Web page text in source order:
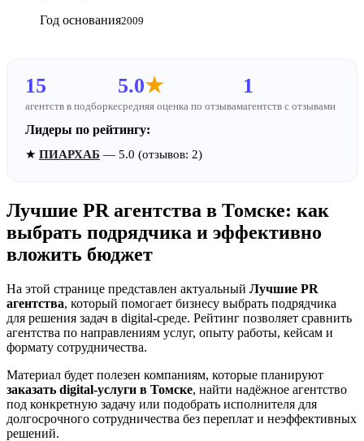
Год основания2009
15
агентств в подборке
5.0★
средняя оценка по отзывам
1
агентств с отзывами
Лидеры по рейтингу:
★ ПИАРХАБ — 5.0 (отзывов: 2)
Лучшие PR агентства в Томске: как
выбрать подрядчика и эффективно
вложить бюджет
На этой странице представлен актуальный Лучшие PR
агентства, который помогает бизнесу выбрать подрядчика
для решения задач в digital-среде. Рейтинг позволяет сравнить
агентства по направлениям услуг, опыту работы, кейсам и
формату сотрудничества.
Материал будет полезен компаниям, которые планируют
заказать digital-услуги в Томске, найти надёжное агентство
под конкретную задачу или подобрать исполнителя для
долгосрочного сотрудничества без переплат и неэффективных
решений.